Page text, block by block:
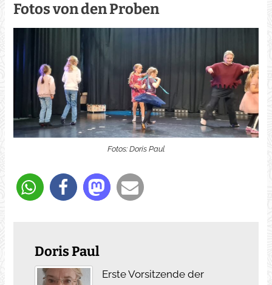
Fotos von den Proben
Fotos: Doris Paul
Doris Paul
Erste Vorsitzende der